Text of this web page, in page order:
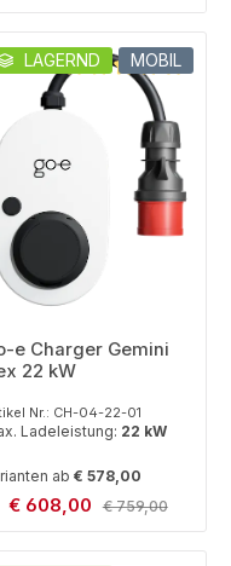
LAGERND
MOBIL
Durchschnittliche
e Charger Gemini
22 kW
Nr.: CH-04-22-01
Ladeleistung: 22 kW
ab € 578,00
Verkaufspreis:
€ 608,00 Regulärer Preis:
€ 759,00